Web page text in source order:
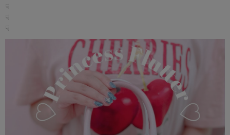
☟
☟
☟